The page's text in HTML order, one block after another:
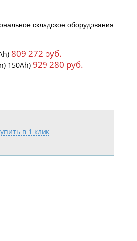
складское оборудования
809 272 руб.
150Ah) 929 280 руб.